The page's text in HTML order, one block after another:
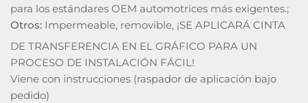
para los estándares OEM automotrices más exigentes.;
Otros: Impermeable, removible, ¡SE APLICARÁ CINTA
DE TRANSFERENCIA EN EL GRÁFICO PARA UN
PROCESO DE INSTALACIÓN FÁCIL!
Viene con instrucciones (raspador de aplicación bajo
pedido)